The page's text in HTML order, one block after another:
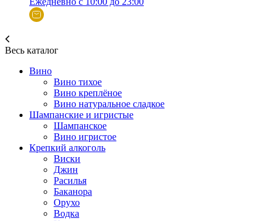
Весь каталог
Вино
Вино тихое
Вино креплёное
Вино натуральное сладкое
Шампанские и игристые
Шампанское
Вино игристое
Крепкий алкоголь
Виски
Джин
Расилья
Баканора
Орухо
Водка